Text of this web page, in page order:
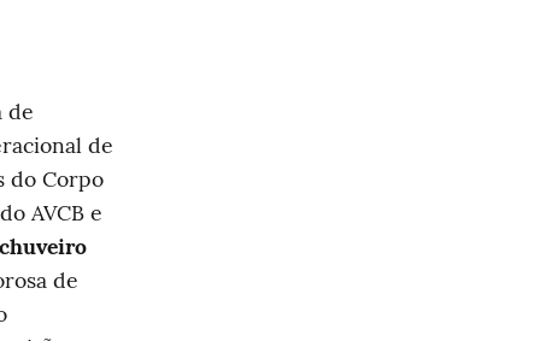
de
de
do Corpo
AVCB e
chuveiro
de